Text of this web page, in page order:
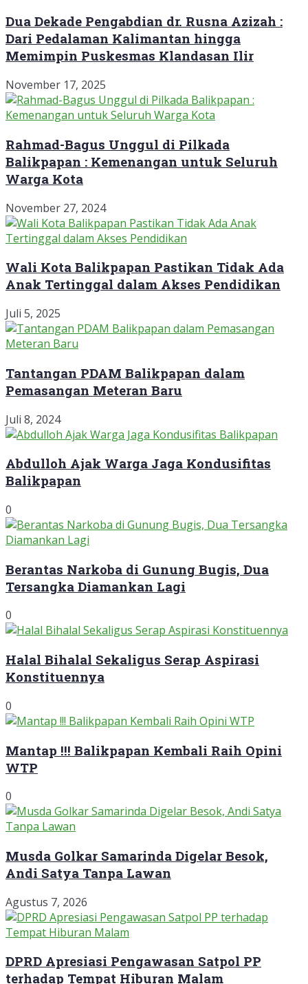
Dua Dekade Pengabdian dr. Rusna Azizah :
Dari Pedalaman Kalimantan hingga
Memimpin Puskesmas Klandasan Ilir
November 17, 2025
Rahmad-Bagus Unggul di Pilkada
Balikpapan : Kemenangan untuk Seluruh
Warga Kota
November 27, 2024
Wali Kota Balikpapan Pastikan Tidak Ada
Anak Tertinggal dalam Akses Pendidikan
Juli 5, 2025
Tantangan PDAM Balikpapan dalam
Pemasangan Meteran Baru
Juli 8, 2024
Abdulloh Ajak Warga Jaga Kondusifitas
Balikpapan
0
Berantas Narkoba di Gunung Bugis, Dua
Tersangka Diamankan Lagi
0
Halal Bihalal Sekaligus Serap Aspirasi
Konstituennya
0
Mantap !!! Balikpapan Kembali Raih Opini
WTP
0
Musda Golkar Samarinda Digelar Besok,
Andi Satya Tanpa Lawan
Agustus 7, 2026
DPRD Apresiasi Pengawasan Satpol PP
terhadap Tempat Hiburan Malam